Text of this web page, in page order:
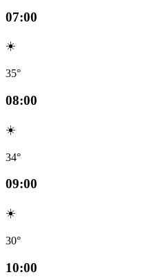
07:00
☀️
35°
08:00
☀️
34°
09:00
☀️
30°
10:00